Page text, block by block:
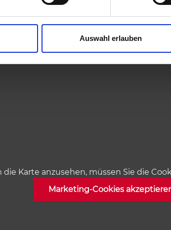
Auswahl erlauben
die Karte anzusehen, müssen Sie die
Marketing-Cookies